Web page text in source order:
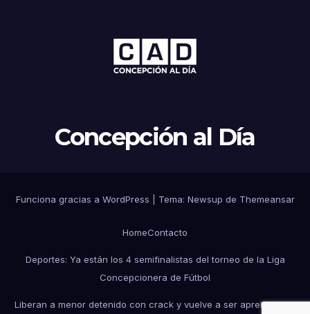
Concepción al Día
Funciona gracias a WordPress Tema: Newsup de Themeansar
HomeContacto
Deportes: Ya están los 4 semifinalistas del torneo de la Liga
Concepcionera de Fútbol
Liberan a menor detenido con crack y vuelve a ser aprehendido